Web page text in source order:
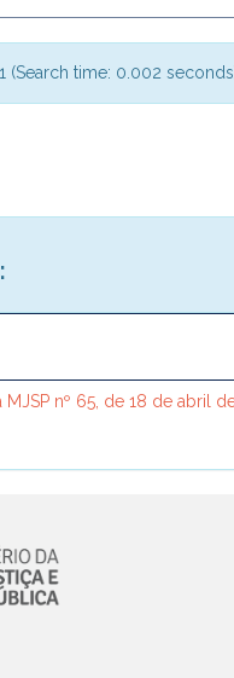
(Search time: 0.002
MJSP nº 65, de 18 de abril